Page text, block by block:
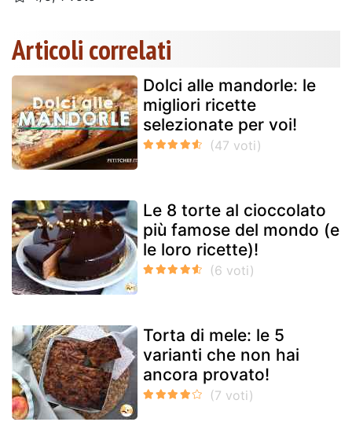
Articoli correlati
Dolci alle mandorle: le
migliori ricette
selezionate per voi!
Le 8 torte al cioccolato
più famose del mondo (e
le loro ricette)!
Torta di mele: le 5
varianti che non hai
ancora provato!